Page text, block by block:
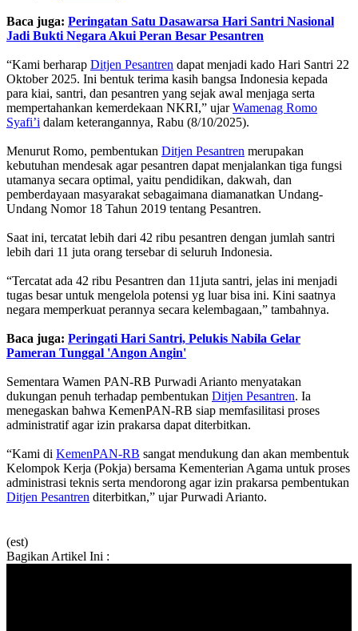
Baca juga: Peringatan Satu Dasawarsa Hari Santri Nasional
Jadi Bukti Negara Akui Peran Besar Pesantren
“Kami berharap Ditjen Pesantren dapat menjadi kado Hari Santri 22
Oktober 2025. Ini bentuk terima kasih bangsa Indonesia kepada
para kiai, santri, dan pesantren yang sejak awal menjaga serta
mempertahankan kemerdekaan NKRI,” ujarWamenag Romo
Syafi’i dalam keterangannya, Rabu (8/10/2025).
Menurut Romo, pembentukan Ditjen Pesantren merupakan
kebutuhan mendesak agar pesantren dapat menjalankan tiga fungsi
utamanya secara optimal, yaitu pendidikan, dakwah, dan
pemberdayaan masyarakat sebagaimana diamanatkan Undang-
Undang Nomor 18 Tahun 2019 tentang Pesantren.
Saat ini, tercatat lebih dari 42 ribu pesantren dengan jumlah santri
lebih dari 11 juta orang tersebar di seluruh Indonesia.
“Tercatat ada 42 ribu Pesantren dan 11juta santri, jelas ini menjadi
tugas besar untuk mengelola potensi yg luar bisa ini. Kini saatnya
negara memperkuat perannya secara kelembagaan,” tambahnya.
Baca juga: Peringati Hari Santri, Pelukis Nabila Gelar
Pameran Tunggal 'Angon Angin'
Sementara Wamen PAN-RB Purwadi Arianto menyatakan
dukungan penuh terhadap pembentukan Ditjen Pesantren. Ia
menegaskan bahwa KemenPAN-RB siap memfasilitasi proses
administratif agar izin prakarsa dapat diterbitkan.
“Kami di KemenPAN-RB sangat mendukung dan akan membentuk
Kelompok Kerja (Pokja) bersama Kementerian Agama untuk proses
administrasi teknis serta mendorong agar izin prakarsa pembentukan
Ditjen Pesantren diterbitkan,” ujar Purwadi Arianto.
(est)
Bagikan Artikel Ini :